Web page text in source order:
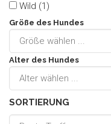
Wild (1)
Größe des Hundes
Alter des Hundes
SORTIERUNG